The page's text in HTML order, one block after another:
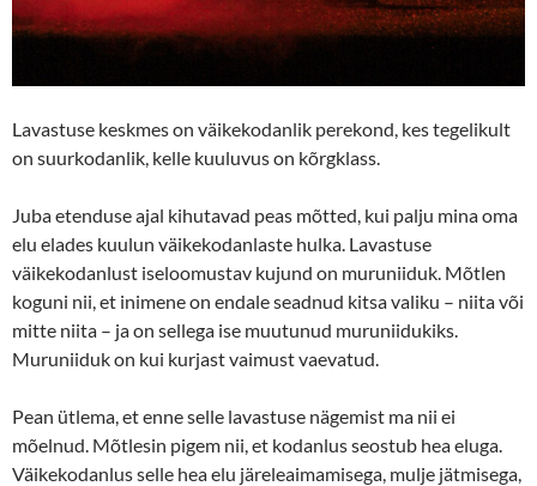
Lavastuse keskmes on väikekodanlik perekond, kes tegelikult
on suurkodanlik, kelle kuuluvus on kõrgklass.
Juba etenduse ajal kihutavad peas mõtted, kui palju mina oma
elu elades kuulun väikekodanlaste hulka. Lavastuse
väikekodanlust iseloomustav kujund on muruniiduk. Mõtlen
koguni nii, et inimene on endale seadnud kitsa valiku – niita või
mitte niita – ja on sellega ise muutunud muruniidukiks.
Muruniiduk on kui kurjast vaimust vaevatud.
Pean ütlema, et enne selle lavastuse nägemist ma nii ei
mõelnud. Mõtlesin pigem nii, et kodanlus seostub hea eluga.
Väikekodanlus selle hea elu järeleaimamisega, mulje jätmisega,